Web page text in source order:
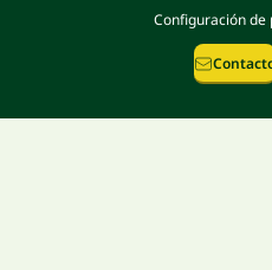
Configuración de